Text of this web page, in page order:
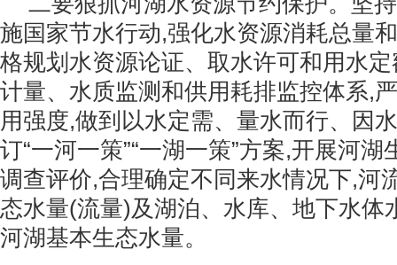
施国家节水行动,强化水资源消耗总量
格规划水资源论证、取水许可和用水
计量、水质监测和供用耗排监控体系,
用强度,做到以水定需、量水而行、因
订“一河一策”“一湖一策”方案,开展河
调查评价,合理确定不同来水情况下,河
态水量(流量)及湖泊、水库、地下水体
河湖基本生态水量。